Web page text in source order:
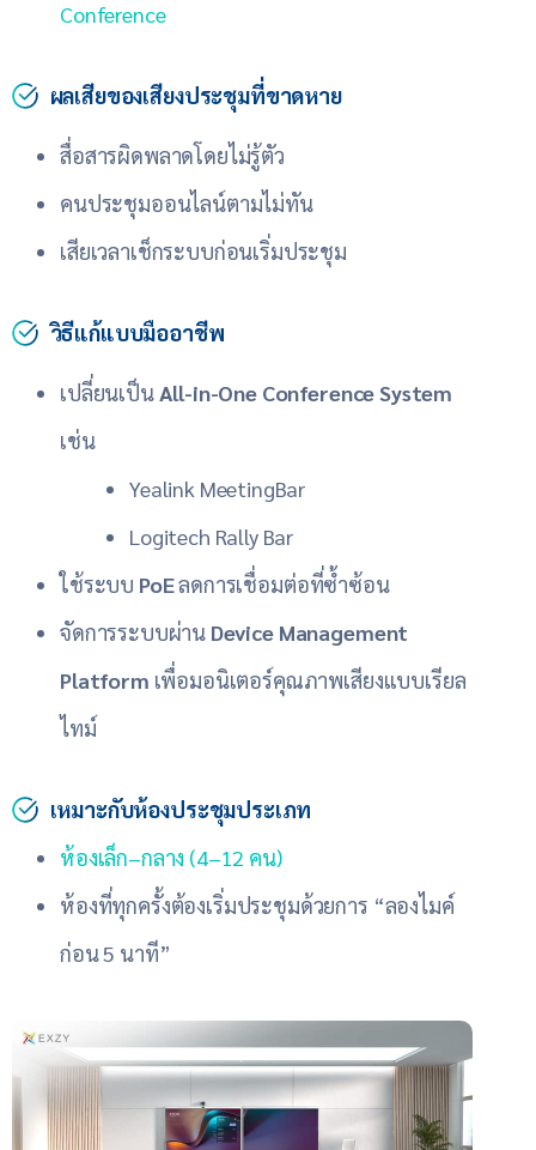
Conference
ผลเสียของเสียงประชุมที่ขาดหาย
สื่อสารผิดพลาดโดยไม่รู้ตัว
คนประชุมออนไลน์ตามไม่ทัน
เสียเวลาเช็กระบบก่อนเริ่มประชุม
วิธีแก้แบบมืออาชีพ
เปลี่ยนเป็นAll-in-One Conference System
เช่น
Yealink MeetingBar
Logitech Rally Bar
ใช้ระบบ PoEลดการเชื่อมต่อที่ซ้ำซ้อน
จัดการระบบผ่าน Device Management
Platform เพื่อมอนิเตอร์คุณภาพเสียงแบบเรียล
ไทม์
เหมาะกับห้องประชุมประเภท
ห้องเล็ก–กลาง (4–12 คน)
ห้องที่ทุกครั้งต้องเริ่มประชุมด้วยการ “ลองไมค์
ก่อน 5 นาที”